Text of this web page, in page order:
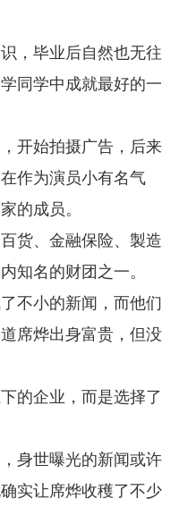
，毕业后自然也无往
同学中成就最好的一
开始拍摄广告，后来
作为演员小有名气
的成员。
货、金融保险、製造
知名的财团之一。
不小的新闻，而他们
席烨出身富贵，但没
的企业，而是选择了
身世曝光的新闻或许
实让席烨收穫了不少